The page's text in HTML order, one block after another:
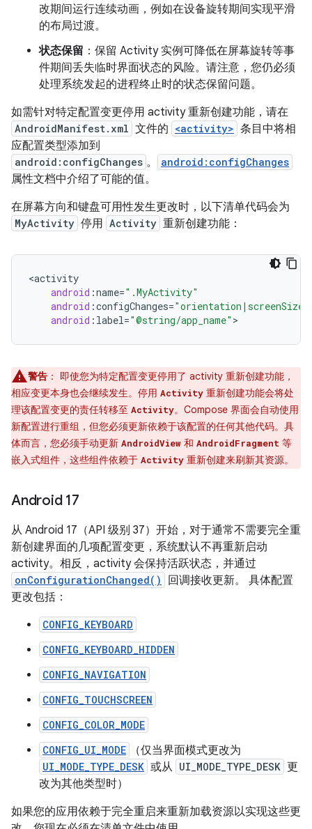
改期间运行连续动画，例如在设备旋转期间实现平滑
的布局过渡。
状态保留 ：保留 Activity 实例可降低在屏幕旋转等事
件期间丢失临时界面状态的风险。请注意，您仍必须
处理系统发起的进程终止时的状态保留问题。
如需针对特定配置变更停用 activity 重新创建功能，请在
AndroidManifest.xml 文件的 <activity> 条目中将相
应配置类型添加到
android:configChanges 。 android:configChanges
属性文档中介绍了可能的值。
在屏幕方向和键盘可用性发生更改时，以下清单代码会为
MyActivity 停用 Activity 重新创建功能：
<activity
android :name=".MyActivity"
android :configChanges=
android : label="@string/app_name"
警告 ：
即使您为特定配置变更停用了 activity 重新创建功能，
相应变更本身也会继续发生。停用 Activity 重新创建功能会将处
理该配置变更的责任转移至 Activity。Compose 界面会自动使用
新配置进行重组，但您必须更新依赖于该配置的任何其他代码。具
体而言，您必须手动更新 AndroidView 和 AndroidFragment 等
嵌入式组件，这些组件依赖于 Activity 重新创建来刷新其资源。
Android 17
从 Android 17（API 级别 37）开始，对于通常不需要完全重
新创建界面的几项配置变更，系统默认不再重新启动
activity。相反，activity 会保持活跃状态，并通过
onConfigurationChanged()
回调接收更新。 具体配置
更改包括：
CONFIG_KEYBOARD
CONFIG_KEYBOARD_HIDDEN
CONFIG_NAVIGATION
CONFIG_TOUCHSCREEN
CONFIG_COLOR_MODE
CONFIG_UI_MODE
（仅当界面模式更改为
UI_MODE_TYPE_DESK 或从 UI_MODE_TYPE_DESK 更
改为其他类型时）
如果您的应用依赖于完全重启来重新加载资源以实现这些更